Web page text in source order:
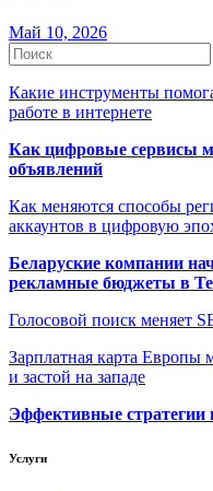
Май 10, 2026
Какие инструменты
работе в интернете
Как цифровые сервисы
объявлений
Как меняются способы
аккаунтов в цифровую
Беларуские компании
рекламные бюджеты в
Голосовой поиск меняет
Зарплатная карта Европы
и застой на западе
Эффективные стратегии
Услуги